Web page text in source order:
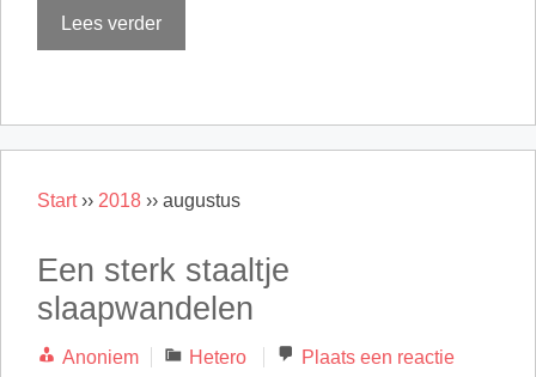
Lees verder
Start›› 2018 ›› augustus
Een sterk staaltje
slaapwandelen
Anoniem Categorieën
Hetero
Plaats een reactie